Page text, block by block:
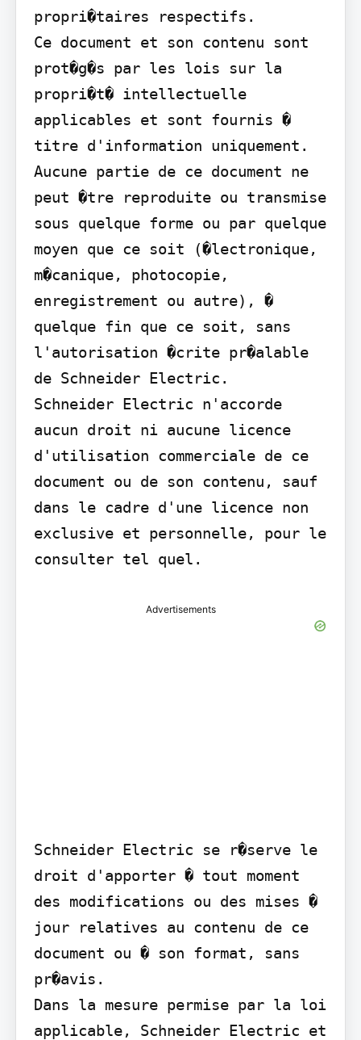
propri�taires respectifs.
Ce document et son contenu sont
prot�g�s par les lois sur la
propri�t� intellectuelle
applicables et sont fournis �
titre d'information uniquement.
Aucune partie de ce document ne
peut �tre reproduite ou transmise
sous quelque forme ou par quelque
moyen que ce soit (�lectronique,
m�canique, photocopie,
enregistrement ou autre), �
quelque fin que ce soit, sans
l'autorisation �crite pr�alable
de Schneider Electric.
Schneider Electric n'accorde
aucun droit ni aucune licence
d'utilisation commerciale de ce
document ou de son contenu, sauf
dans le cadre d'une licence non
exclusive et personnelle, pour le
consulter tel quel.
Advertisements
Schneider Electric se r�serve le
droit d'apporter � tout moment
des modifications ou des mises �
jour relatives au contenu de ce
document ou � son format, sans
pr�avis.
Dans la mesure permise par la loi
applicable, Schneider Electric et